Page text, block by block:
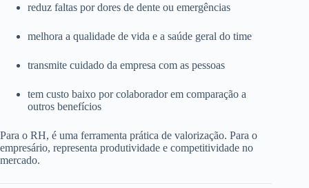
reduz faltas por dores de dente ou emergências
melhora a qualidade de vida e a saúde geral do time
transmite cuidado da empresa com as pessoas
tem custo baixo por colaborador em comparação a
outros benefícios
Para o RH, é uma ferramenta prática de valorização. Para o
empresário, representa produtividade e competitividade no
mercado.